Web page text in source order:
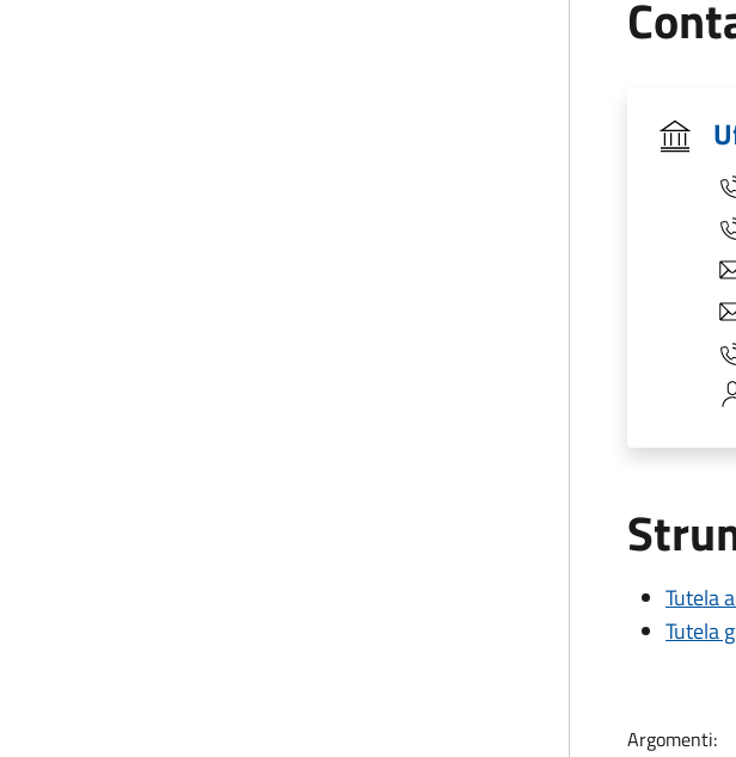
Tutela
Tutela
Argomenti: